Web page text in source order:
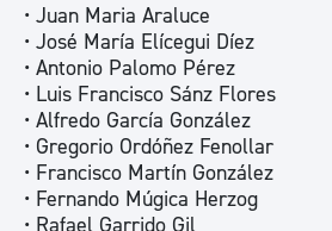
• Juan Maria Araluce
• José María Elícegui Díez
• Antonio Palomo Pérez
• Luis Francisco Sánz Flores
• Alfredo García González
• Gregorio Ordóñez Fenollar
• Francisco Martín González
• Fernando Múgica Herzog
• Rafael Garrido Gil